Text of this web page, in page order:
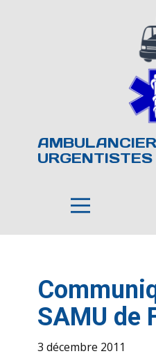
SAMU de
3 décembre 2011